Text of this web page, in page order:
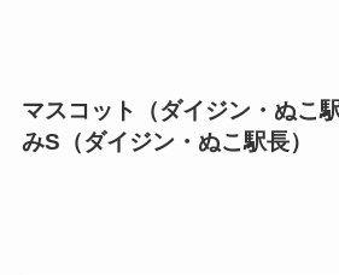
マスコット（ダイジン・ぬこ
みS（ダイジン・ぬこ駅長）